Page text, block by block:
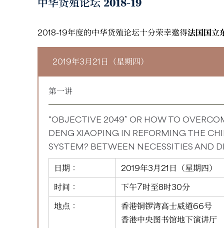
中华货殖论坛 2018-19
2018-19年度的中华货殖论坛十分荣幸邀得法国国立
2019年3月21日（星期四）
第一讲
“OBJECTIVE 2049” OR HOW TO
DENG XIAOPING IN REFORMING THE
SYSTEM? BETWEEN NECESSITIES AND
日期：
2019年3月21日（星期四）
时间：
下午7时至8时30分
地点：
香港铜锣湾高士威道66号
香港中央图书馆地下演讲厅